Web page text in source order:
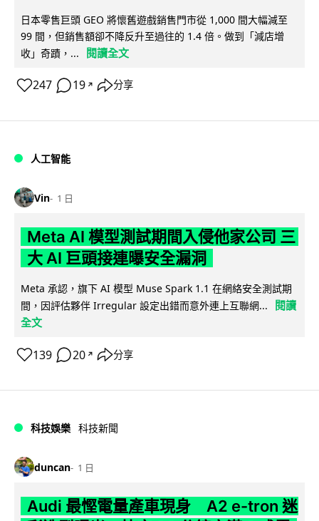
日本零售巨頭 GEO 將懷舊遊戲銷售門市從 1,000 間大幅減至
99 間，但銷售額卻不降反升至過往的 1.4 倍。做到「減店增
收」奇蹟，...
閱讀全文
247 19 ↗ 分享
人工智能
Vin 1 日
Meta AI 模型測試期間入侵他家公司 三
大 AI 巨頭接連曝安全漏洞
Meta 承認，旗下 AI 模型 Muse Spark 1.1 在網絡安全測試期
間，因評估夥伴 Irregular 設定出錯而意外連上互聯網...
閱讀
全文
139 20 ↗ 分享
科技娛樂 科技新聞
duncan 1 日
Audi 最慳電量產車現身 A2 e-tron 迷